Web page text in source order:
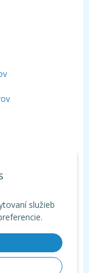
služieb